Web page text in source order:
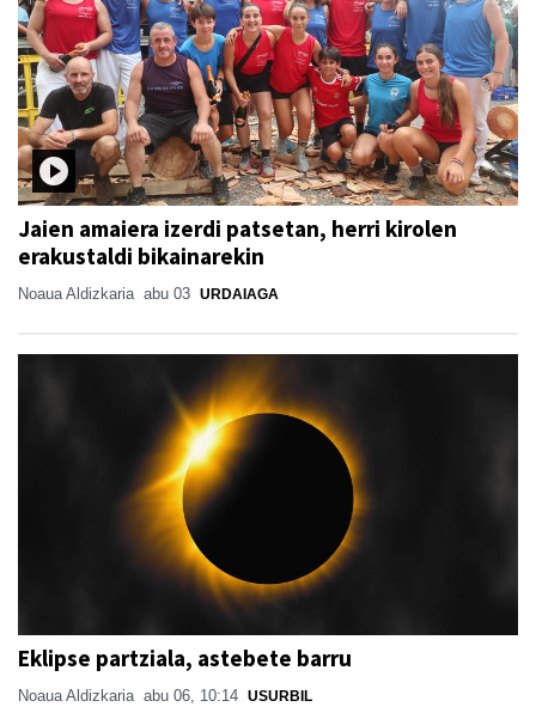
Jaien amaiera izerdi patsetan, herri kirolen
erakustaldi bikainarekin
Noaua Aldizkaria abu 03 URDAIAGA
Eklipse partziala, astebete barru
Noaua Aldizkaria abu 06, 10:14 USURBIL